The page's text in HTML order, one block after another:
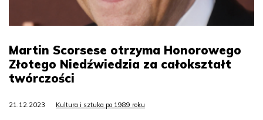
Martin Scorsese otrzyma Honorowego
Złotego Niedźwiedzia za całokształt
twórczości
21.12.2023 Kultura i sztuka po 1989 roku